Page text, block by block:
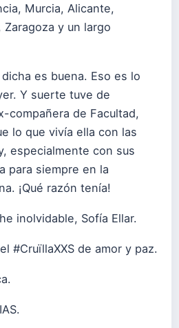
Murcia, Alicante,
Zaragoza y un largo
es buena. Eso es lo
Y suerte tuve de
compañera de Facultad,
lo que vivía ella con las
especialmente con sus
para siempre en la
¡Qué razón tenía!
inolvidable, Sofía Ellar.
#CruïllaXXS de amor y paz.